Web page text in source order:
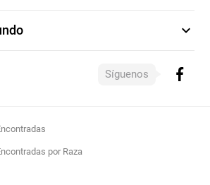
expand_more
Síguenos
por Raza